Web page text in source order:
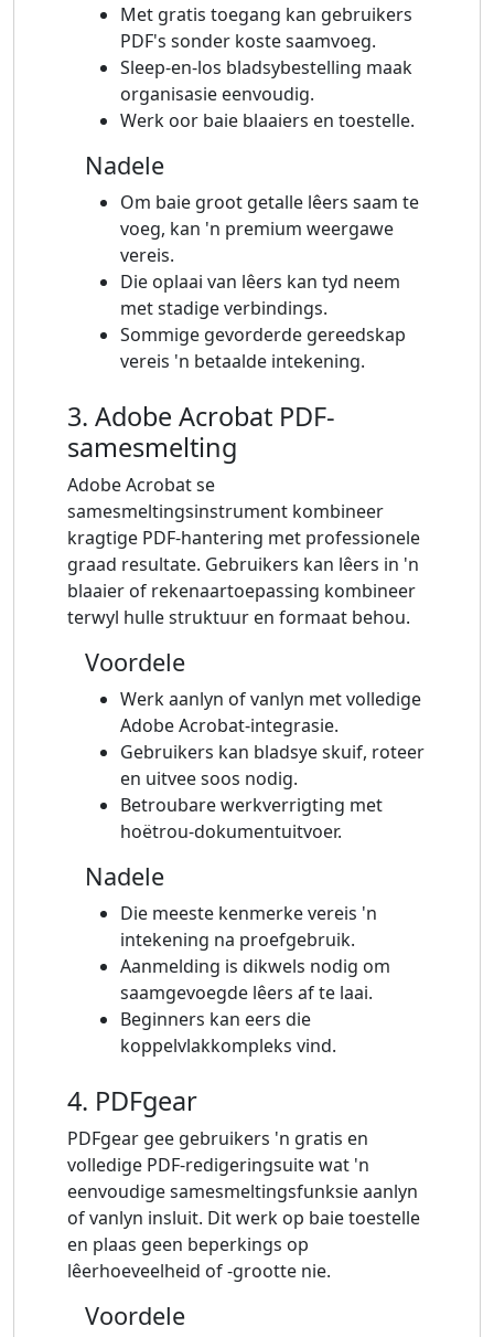
Met gratis toegang kan gebruikers
PDF's sonder koste saamvoeg.
Sleep-en-los bladsybestelling maak
organisasie eenvoudig.
Werk oor baie blaaiers en toestelle.
Nadele
Om baie groot getalle lêers saam te
voeg, kan 'n premium weergawe
vereis.
Die oplaai van lêers kan tyd neem
met stadige verbindings.
Sommige gevorderde gereedskap
vereis 'n betaalde intekening.
3. Adobe Acrobat PDF-
samesmelting
Adobe Acrobat se
samesmeltingsinstrument kombineer
kragtige PDF-hantering met professionele
graad resultate. Gebruikers kan lêers in 'n
blaaier of rekenaartoepassing kombineer
terwyl hulle struktuur en formaat behou.
Voordele
Werk aanlyn of vanlyn met volledige
Adobe Acrobat-integrasie.
Gebruikers kan bladsye skuif, roteer
en uitvee soos nodig.
Betroubare werkverrigting met
hoëtrou-dokumentuitvoer.
Nadele
Die meeste kenmerke vereis 'n
intekening na proefgebruik.
Aanmelding is dikwels nodig om
saamgevoegde lêers af te laai.
Beginners kan eers die
koppelvlakkompleks vind.
4. PDFgear
PDFgear gee gebruikers 'n gratis en
volledige PDF-redigeringsuite wat 'n
eenvoudige samesmeltingsfunksie aanlyn
of vanlyn insluit. Dit werk op baie toestelle
en plaas geen beperkings op
lêerhoeveelheid of -grootte nie.
Voordele